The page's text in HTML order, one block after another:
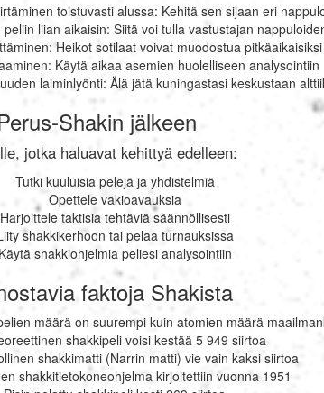
toistuvasti alussa: Kehitä sen sijaan eri
liian aikaisin: Siitä voi tulla vastustajan
Heikot sotilaat voivat muodostua
Käytä aikaa asemien huolelliseen analysointiin
laiminlyönti: Älä jätä kuningastasi keskustaan
Shakin jälkeen
jotka haluavat kehittyä edelleen:
Tutki kuuluisia pelejä ja yhdistelmiä
Opettele vakioavauksia
Harjoittele taktisia tehtäviä säännöllisesti
shakkikerhoon tai pelaa turnauksissa
Käytä shakkiohjelmia peliesi analysointiin
faktoja Shakista
määrä on suurempi kuin atomien määrä
shakkipeli voisi kestää 5 949 siirtoa
shakkimatti (Narrin matti) vie vain kaksi siirtoa
shakkitietokoneohjelma kirjoitettiin vuonna 1951